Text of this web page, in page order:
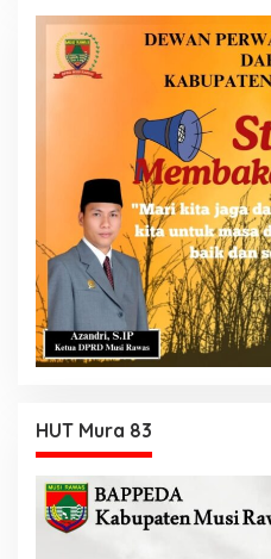
HUT Mura 83